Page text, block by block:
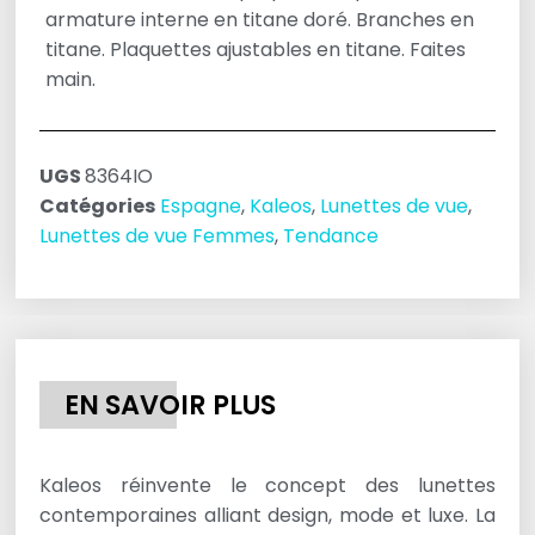
armature interne en titane doré. Branches en
titane. Plaquettes ajustables en titane. Faites
main.
UGS8364IO
Catégories Espagne, Kaleos, Lunettes de vue,
Lunettes de vue Femmes, Tendance
EN SAVOIR PLUS
Kaleos réinvente le concept des lunettes
contemporaines alliant design, mode et luxe. La